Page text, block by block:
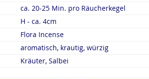
ca. 20-25 Min. pro Räucherkegel
H - ca. 4cm
Flora Incense
aromatisch, krautig, würzig
Kräuter, Salbei